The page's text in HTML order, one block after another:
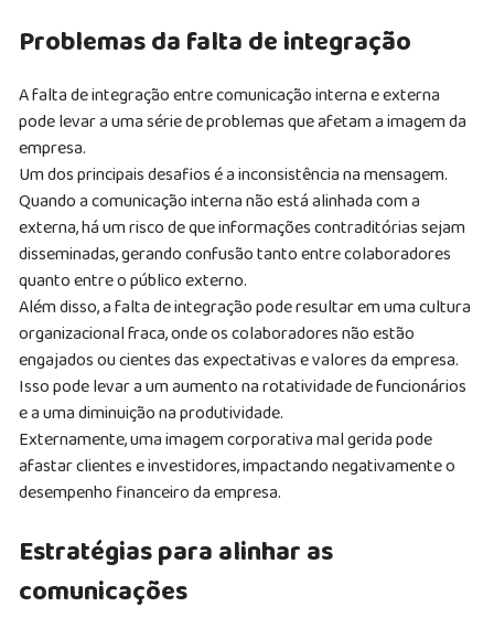
Problemas da falta de integração
A falta de integração entre comunicação interna e externa
pode levar a uma série de problemas que afetam a imagem da
empresa.
Um dos principais desafios é a inconsistência na mensagem.
Quando a comunicação interna não está alinhada com a
externa, há um risco de que informações contraditórias sejam
disseminadas, gerando confusão tanto entre colaboradores
quanto entre o público externo.
Além disso, a falta de integração pode resultar em uma cultura
organizacional fraca, onde os colaboradores não estão
engajados ou cientes das expectativas e valores da empresa.
Isso pode levar a um aumento na rotatividade de funcionários
e a uma diminuição na produtividade.
Externamente, uma imagem corporativa mal gerida pode
afastar clientes e investidores, impactando negativamente o
desempenho financeiro da empresa.
Estratégias para alinhar as
comunicações